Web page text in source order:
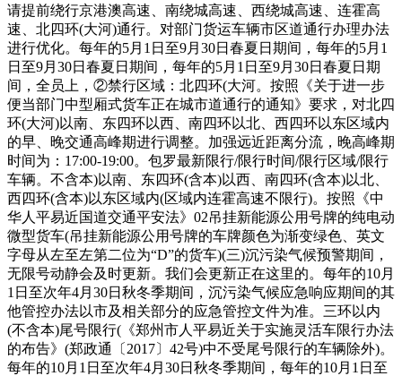
请提前绕行京港澳高速、南绕城高速、西绕城高速、连霍高
速、北四环(大河)通行。对部门货运车辆市区道通行办理办法
进行优化。每年的5月1日至9月30日春夏日期间，每年的5月1
日至9月30日春夏日期间，每年的5月1日至9月30日春夏日期
间，全员上，②禁行区域：北四环(大河。按照《关于进一步
便当部门中型厢式货车正在城市道通行的通知》要求，对北四
环(大河)以南、东四环以西、南四环以北、西四环以东区域内
的早、晚交通高峰期进行调整。加强远近距离分流，晚高峰期
时间为：17:00-19:00。包罗最新限行/限行时间/限行区域/限行
车辆。不含本)以南、东四环(含本)以西、南四环(含本)以北、
西四环(含本)以东区域内(区域内连霍高速不限行)。按照《中
华人平易近国道交通平安法》02吊挂新能源公用号牌的纯电动
微型货车(吊挂新能源公用号牌的车牌颜色为渐变绿色、英文
字母从左至左第二位为“D”的货车)(三)沉污染气候预警期间，
无限号动静会及时更新。我们会更新正在这里的。每年的10月
1日至次年4月30日秋冬季期间，沉污染气候应急响应期间的其
他管控办法以市及相关部分的应急管控文件为准。三环以内
(不含本)尾号限行(《郑州市人平易近关于实施灵活车限行办法
的布告》(郑政通〔2017〕42号)中不受尾号限行的车辆除外)。
每年的10月1日至次年4月30日秋冬季期间，每年的10月1日至